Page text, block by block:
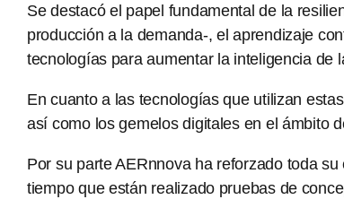
Se destacó el papel fundamental de la
producción a la demanda-, el aprendizaje
tecnologías para aumentar la inteligencia de
En cuanto a las tecnologías que utilizan
así como los gemelos digitales en el ámbito
Por su parte AERnnova ha reforzado toda
tiempo que están realizado pruebas de